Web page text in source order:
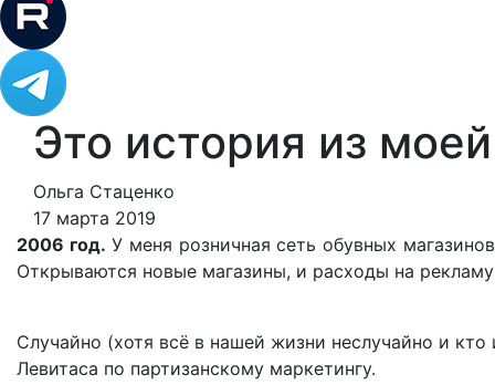
Это история из
Ольга Стаценко
17 марта 2019
2006 год. У меня розничная сеть обувных
Открываются новые магазины, и расходы на рекламу
Случайно (хотя всё в нашей жизни неслучайно и
Левитаса по партизанскому маркетингу.